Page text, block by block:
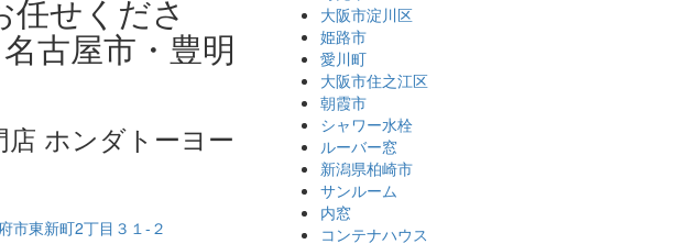
せくださ
古屋市・豊明
店 ホンダトーヨー
大阪市淀川区
姫路市
愛川町
大阪市住之江区
朝霞市
シャワー水栓
ルーバー窓
新潟県柏崎市
サンルーム
内窓
コンテナハウス